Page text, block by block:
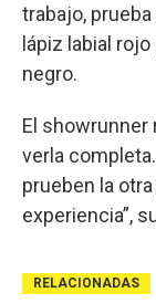
trabajo,
lápiz labial
negro.
El showrunner
verla
prueben la
experiencia”,
RELACIONADAS